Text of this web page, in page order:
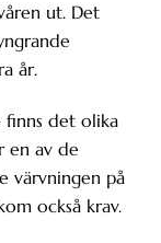
ut. Det
år.
finns det olika
en av de
värvningen på
också krav.